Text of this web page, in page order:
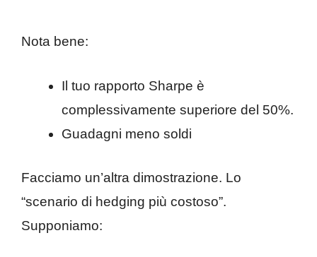
Nota bene:
Il tuo rapporto Sharpe è
complessivamente superiore del 50%.
Guadagni meno soldi
Facciamo un’altra dimostrazione. Lo
“scenario di hedging più costoso”.
Supponiamo: